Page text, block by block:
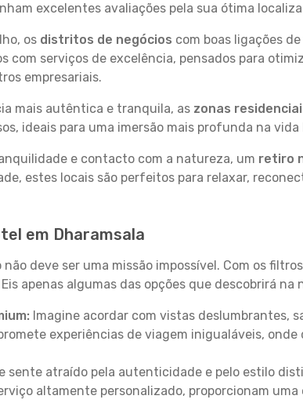
excelentes avaliações pela sua ótima
os distritos de negócios com boas ligações
com serviços de excelência, pensados para
empresariais.
mais autêntica e tranquila, as zonas
ideais para uma imersão mais profunda na vida
e contacto com a natureza, um retiro
estes locais são perfeitos para relaxar,
em Dharamsala
deve ser uma missão impossível. Com os
apenas algumas das opções que descobrirá
Imagine acordar com vistas deslumbrantes,
experiências de viagem inigualáveis,
sente atraído pela autenticidade e pelo estilo
altamente personalizado, proporcionam